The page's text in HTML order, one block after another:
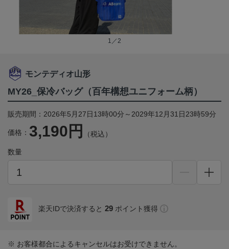
1／2
モンテディオ山形
MY26_保冷バッグ（百年構想ユニフォーム柄）
販売期間：2026年5月27日13時00分～2029年12月31日23時59分
価格： 3,190円 （税込）
数量
楽天IDで決済すると 29 ポイント獲得
※ お客様都合によるキャンセルはお受けできません。